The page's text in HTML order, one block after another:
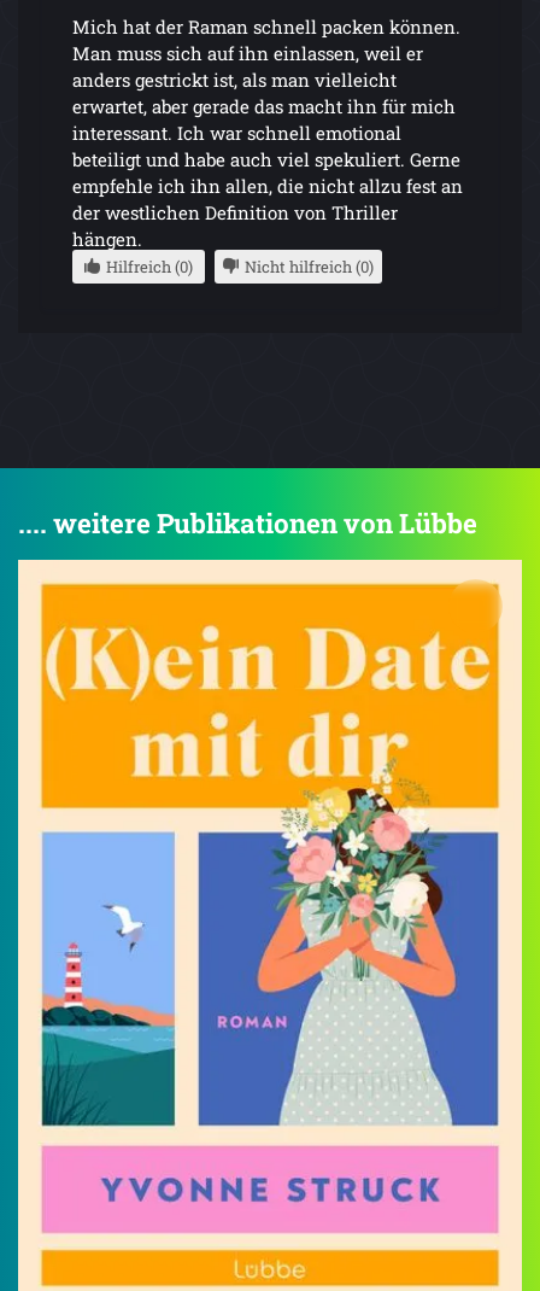
Mich hat der Raman schnell packen können.
Man muss sich auf ihn einlassen, weil er
anders gestrickt ist, als man vielleicht
erwartet, aber gerade das macht ihn für mich
interessant. Ich war schnell emotional
beteiligt und habe auch viel spekuliert. Gerne
empfehle ich ihn allen, die nicht allzu fest an
der westlichen Definition von Thriller
hängen.
Hilfreich (0) Nicht hilfreich (0)
.... weitere Publikationen von Lübbe